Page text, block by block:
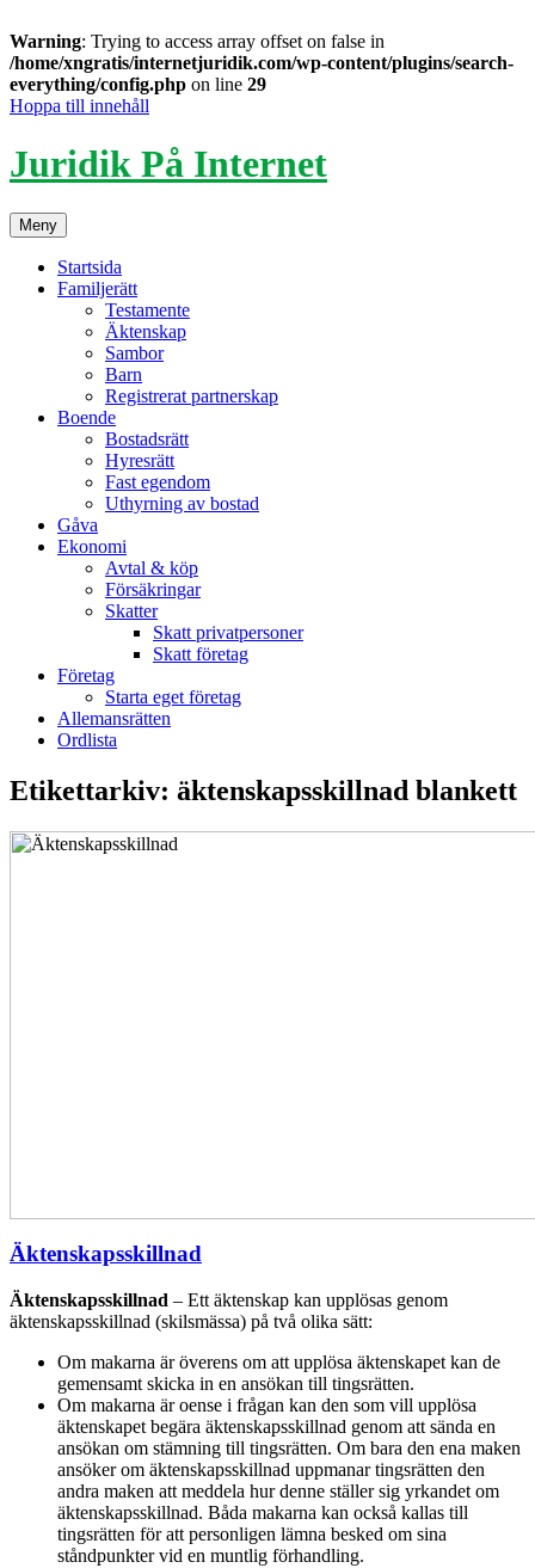
Warning: Trying to access array offset on false in
/home/xngratis/internetjuridik.com/wp-content/plugins/search-
everything/config.php on line 29
Hoppa till innehåll
Juridik På Internet
Meny
Startsida
Familjerätt
Testamente
Äktenskap
Sambor
Barn
Registrerat partnerskap
Boende
Bostadsrätt
Hyresrätt
Fast egendom
Uthyrning av bostad
Gåva
Ekonomi
Avtal & köp
Försäkringar
Skatter
Skatt privatpersoner
Skatt företag
Företag
Starta eget företag
Allemansrätten
Ordlista
Etikettarkiv: äktenskapsskillnad blankett
Äktenskapsskillnad
Äktenskapsskillnad – Ett äktenskap kan upplösas genom
äktenskapsskillnad (skilsmässa) på två olika sätt:
Om makarna är överens om att upplösa äktenskapet kan de
gemensamt skicka in en ansökan till tingsrätten.
Om makarna är oense i frågan kan den som vill upplösa
äktenskapet begära äktenskapsskillnad genom att sända en
ansökan om stämning till tingsrätten. Om bara den ena maken
ansöker om äktenskapsskillnad uppmanar tingsrätten den
andra maken att meddela hur denne ställer sig yrkandet om
äktenskapsskillnad. Båda makarna kan också kallas till
tingsrätten för att personligen lämna besked om sina
ståndpunkter vid en muntlig förhandling.